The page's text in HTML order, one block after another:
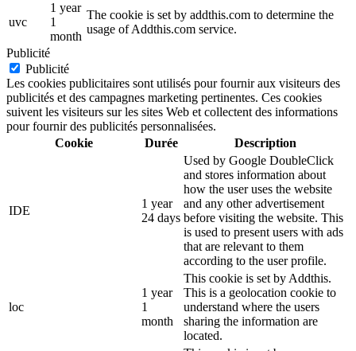
uvc
1 year
1
month
The cookie is set by addthis.com to determine the
usage of Addthis.com service.
Publicité
Publicité
Les cookies publicitaires sont utilisés pour fournir aux visiteurs des
publicités et des campagnes marketing pertinentes. Ces cookies
suivent les visiteurs sur les sites Web et collectent des informations
pour fournir des publicités personnalisées.
Cookie
Durée Description
IDE
1 year
24 days
Used by Google DoubleClick
and stores information about
how the user uses the website
and any other advertisement
before visiting the website. This
is used to present users with ads
that are relevant to them
according to the user profile.
loc
1 year
1
month
This cookie is set by Addthis.
This is a geolocation cookie to
understand where the users
sharing the information are
located.